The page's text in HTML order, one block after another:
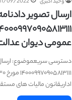
ارسال تصویر
عمومی دیوان
دسترسی سریعموضوع: ارسال
اداریقانون مالیات های مستقیم شماره: